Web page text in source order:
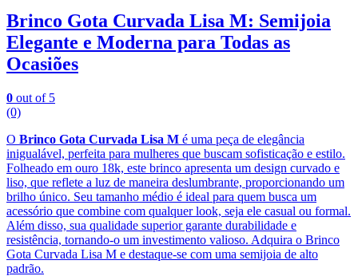
Brinco Gota Curvada Lisa M: Semijoia
Elegante e Moderna para Todas as
Ocasiões
0 out of 5
(0)
O Brinco Gota Curvada Lisa M é uma peça de elegância
inigualável, perfeita para mulheres que buscam sofisticação e estilo.
Folheado em ouro 18k, este brinco apresenta um design curvado e
liso, que reflete a luz de maneira deslumbrante, proporcionando um
brilho único. Seu tamanho médio é ideal para quem busca um
acessório que combine com qualquer look, seja ele casual ou formal.
Além disso, sua qualidade superior garante durabilidade e
resistência, tornando-o um investimento valioso. Adquira o Brinco
Gota Curvada Lisa M e destaque-se com uma semijoia de alto
padrão.